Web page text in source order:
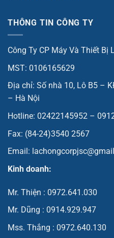
THÔNG TIN CÔNG TY
Công Ty CP Máy Và Thiết Bị
MST: 0106165629
Địa chỉ: Số nhà 10, Lô B5 –
– Hà Nội
Hotline: 02422145952 –
Fax: (84-24)3540 2567
Email:
Kinh doanh:
Mr. Thiện : 0972.641.030
Mr. Dũng : 0914.929.947
Mss. Thắng : 0972.640.130